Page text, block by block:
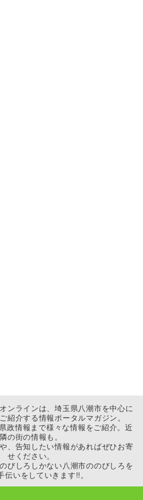
ンラインは、埼玉県八潮市を中心に
紹介する情報ポータルマガジン。
政情報まで様々な情報をご紹介。近
隣の街の情報も。
、告知したい情報があればぜひお寄
せください。
びしろしかない八潮市ののびしろを
伝いをしていきます!!。